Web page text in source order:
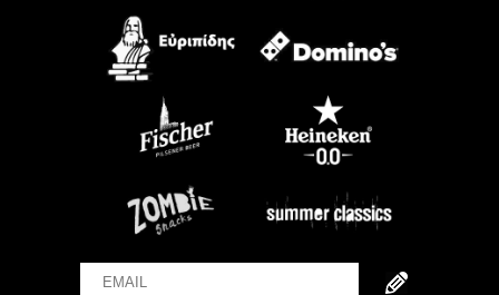
Email Name